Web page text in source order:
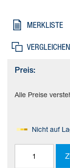
Durchmesser=50
MERKLISTE
VERGLEICHEN
Preis:
Alle Preise
Nicht auf